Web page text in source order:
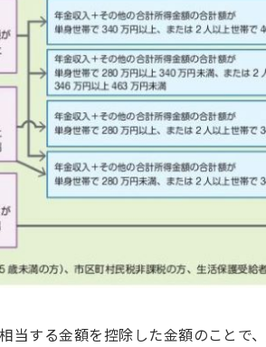
当する金額を控除した金額のことで